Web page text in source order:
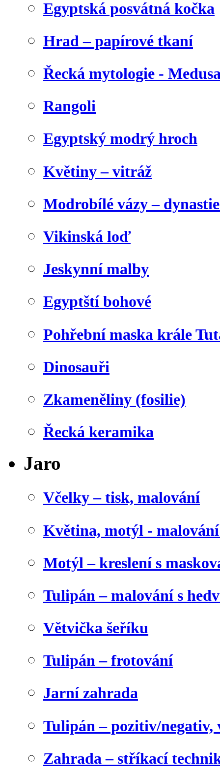
Egyptská posvátná kočka
Hrad – papírové tkaní
Řecká mytologie -
Rangoli
Egyptský modrý hroch
Květiny – vitráž
Modrobílé vázy –
Vikinská loď
Jeskynní malby
Egyptští bohové
Pohřební maska krále
Dinosauři
Zkameněliny (fosilie)
Řecká keramika
Jaro
Včelky – tisk, malování
Květina, motýl -
Motýl – kreslení s
Tulipán – malování s
Větvička šeříku
Tulipán – frotování
Jarní zahrada
Tulipán – pozitiv/negativ,
Zahrada – stříkací